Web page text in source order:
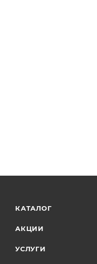
КАТАЛОГ
АКЦИИ
УСЛУГИ